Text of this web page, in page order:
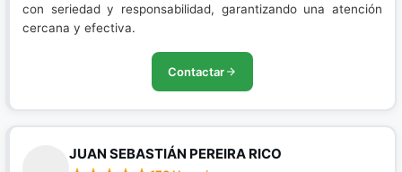
con seriedad y responsabilidad, garantizando una atención
cercana y efectiva.
Contactar
JUAN SEBASTIÁN PEREIRA RICO